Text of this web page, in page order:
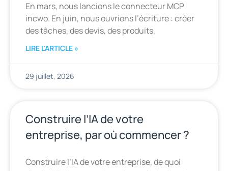
En mars, nous lancions le connecteur MCP
incwo. En juin, nous ouvrions l’écriture : créer
des tâches, des devis, des produits,
LIRE L'ARTICLE »
29 juillet, 2026
Construire l’IA de votre
entreprise, par où commencer ?
Construire l’IA de votre entreprise, de quoi